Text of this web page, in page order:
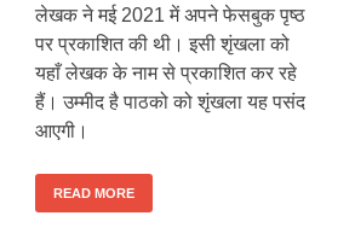
लेखक ने मई 2021 में अपने फेसबुक पृष्ठ
पर प्रकाशित की थी। इसी शृंखला को
यहाँ लेखक के नाम से प्रकाशित कर रहे
हैं। उम्मीद है पाठको को शृंखला यह पसंद
आएगी।
READ MORE